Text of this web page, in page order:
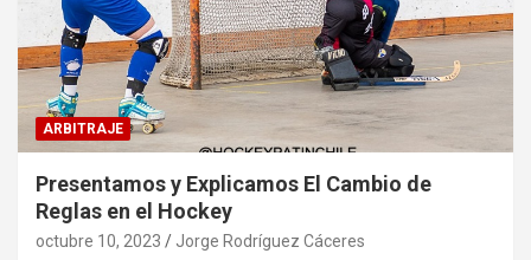
ARBITRAJE
Presentamos y Explicamos El Cambio de
Reglas en el Hockey
octubre 10, 2023 Jorge Rodríguez Cáceres